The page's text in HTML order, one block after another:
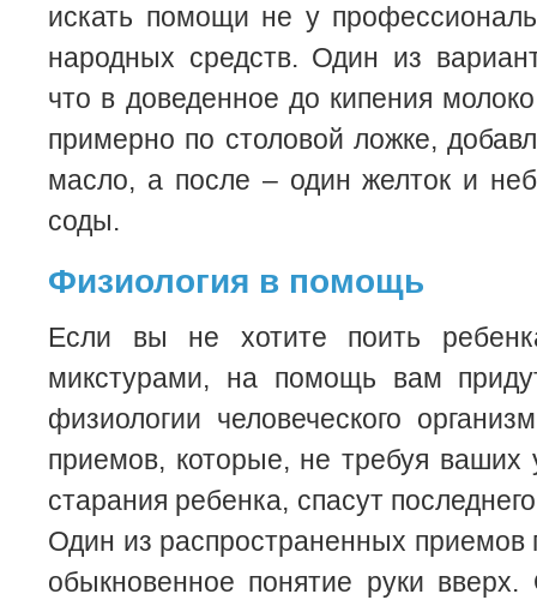
искать помощи не у
народных средств. Один из
что в доведенное до кипения
примерно по столовой ложке,
масло, а после – один желток и
соды.
Физиология в помощь
Если вы не хотите поить
микстурами, на помощь вам
физиологии человеческого
приемов, которые, не требуя ваших
старания ребенка, спасут
Один из распространенных приемов
обыкновенное понятие руки вверх.